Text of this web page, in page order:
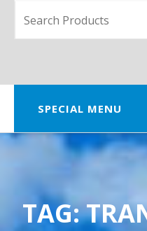
SPECIAL MENU
TAG: